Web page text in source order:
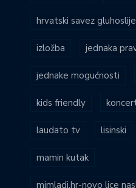
hrvatski savez
izložba jednaka
jednake mogućnosti
kids friendly
laudato tv lisinski
mamin kutak
mimladi.hr-novo lice